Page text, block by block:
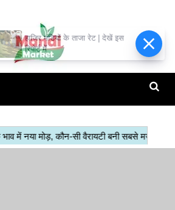
हाजिर मंडियों के ताजा रेट | देखें इस
रिपोर्ट में